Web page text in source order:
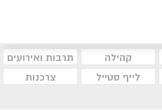
קהילה
תרבות ואירועים
לייף סטייל
צרכנות